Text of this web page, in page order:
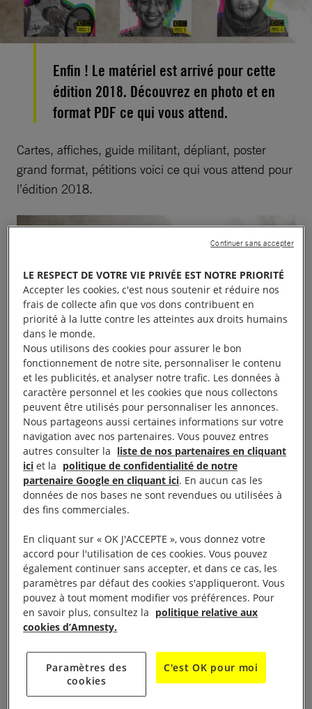
Enfin ! Le matériel est arrivé pour cette
édition 2018. Découvrez en photo et en
format PDF ce qui vous attend.
Cartes, affiches, guide militant, dépliant, poster
grand format, pétitions voici ce qui vous attend pour
l’édition 2018.
> Pour annoncer vos événements en lien avec les
10 JPS 2018,n’oubliez pas d’utiliser le formulaire
LE RESPECT DE VOTRE VIE PRIVÉE EST NOTRE PRIORITÉ
Accepter les cookies, c'est nous soutenir et réduire nos
frais de collecte afin que vos dons contribuent en
priorité à la lutte contre les atteintes aux droits humains
dans le monde.
Nous utilisons des cookies pour assurer le bon
fonctionnement de notre site, personnaliser le contenu
et les publicités, et analyser notre trafic. Les données à
caractère personnel et les cookies que nous collectons
peuvent être utilisés pour personnaliser les annonces.
Nous partageons aussi certaines informations sur votre
navigation avec nos partenaires. Vous pouvez entres
autres consulter la liste de nos partenaires en cliquant
ici et la politique de confidentialité de notre
partenaire Google en cliquant ici. En aucun cas les
données de nos bases ne sont revendues ou utilisées à
des fins commerciales.
En cliquant sur « OK J'ACCEPTE », vous donnez votre
accord pour l'utilisation de ces cookies. Vous pouvez
également continuer sans accepter, et dans ce cas, les
paramètres par défaut des cookies s'appliqueront. Vous
pouvez à tout moment modifier vos préférences. Pour
en savoir plus, consultez la politique relative aux
cookies d’Amnesty.
Paramètres des
cookies
C'est OK pour moi
Continuer sans accepter